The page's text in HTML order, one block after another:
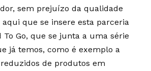
sem prejuízo da qualidade
que se insere esta parceria
To Go, que se junta a uma série
já temos, como é exemplo a
de produtos em